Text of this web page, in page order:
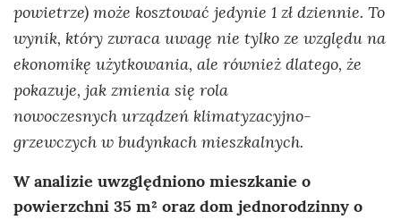
powietrze) może kosztować jedynie 1 zł dziennie. To
wynik, który zwraca uwagę nie tylko ze względu na
ekonomikę użytkowania, ale również dlatego, że
pokazuje, jak zmienia się rola
nowoczesnych urządzeń klimatyzacyjno-
grzewczych w budynkach mieszkalnych.
W analizie uwzględniono mieszkanie o
powierzchni 35 m² oraz dom jednorodzinny o